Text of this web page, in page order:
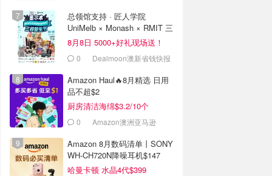
总领馆支持 · 匠人学院
UniMelb × Monash × RMIT 三
校新生节
8月8日 5000+好礼现场送！
0 Dealmoon澳新省钱快报
Amazon Haul🔥8月精选 日用
品不超$2
厨房清洁海绵$3.2/10个
0 Amazon澳洲亚马逊
Amazon 8月数码清单丨SONY
WH-CH720N降噪耳机$147
哈曼卡顿 水晶4代$399